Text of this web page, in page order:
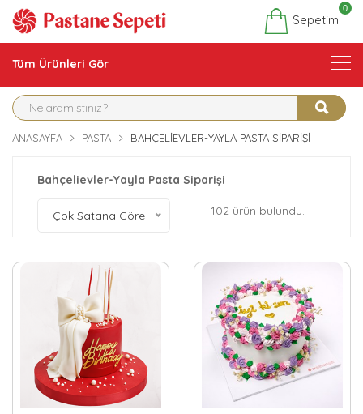
Sepetim
0
Tüm Ürünleri Gör
ANASAYFA PASTA BAHÇELIEVLER-YAYLA PASTA SIPARIŞI
Bahçelievler-Yayla Pasta Siparişi
Çok Satana Göre 102 ürün bulundu.